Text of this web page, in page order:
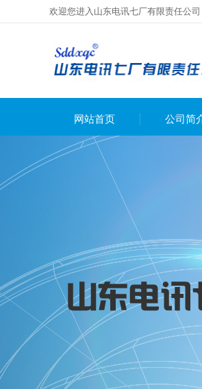
欢迎您进入山东电讯七厂有限责任公
网站首页 公司简